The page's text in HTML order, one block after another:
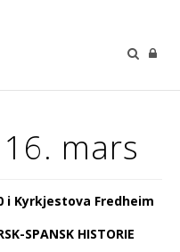
mars
i Kyrkjestova Fredheim
SPANSK HISTORIE